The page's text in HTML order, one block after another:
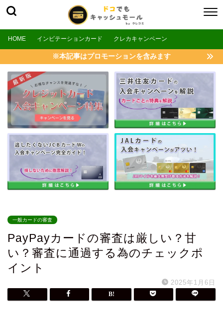
HOME インビテーションカード クレカキャンペーン
※本記事はプロモーションを含みます
一般カードの審査
PayPayカードの審査は厳しい？甘
い？審査に通過する為のチェックポ
イント
2025年1月6日